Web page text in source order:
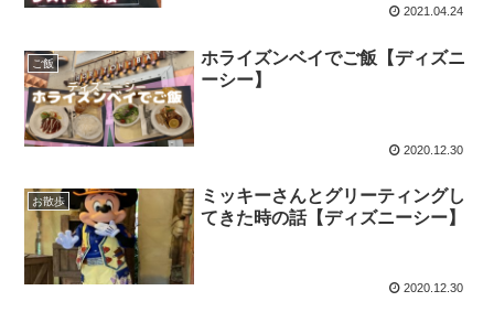
2021.04.24
ご飯
ホライズンベイでご飯【ディズニ
ーシー】
2020.12.30
お散歩
ミッキーさんとグリーティングし
てきた時の話【ディズニーシー】
2020.12.30